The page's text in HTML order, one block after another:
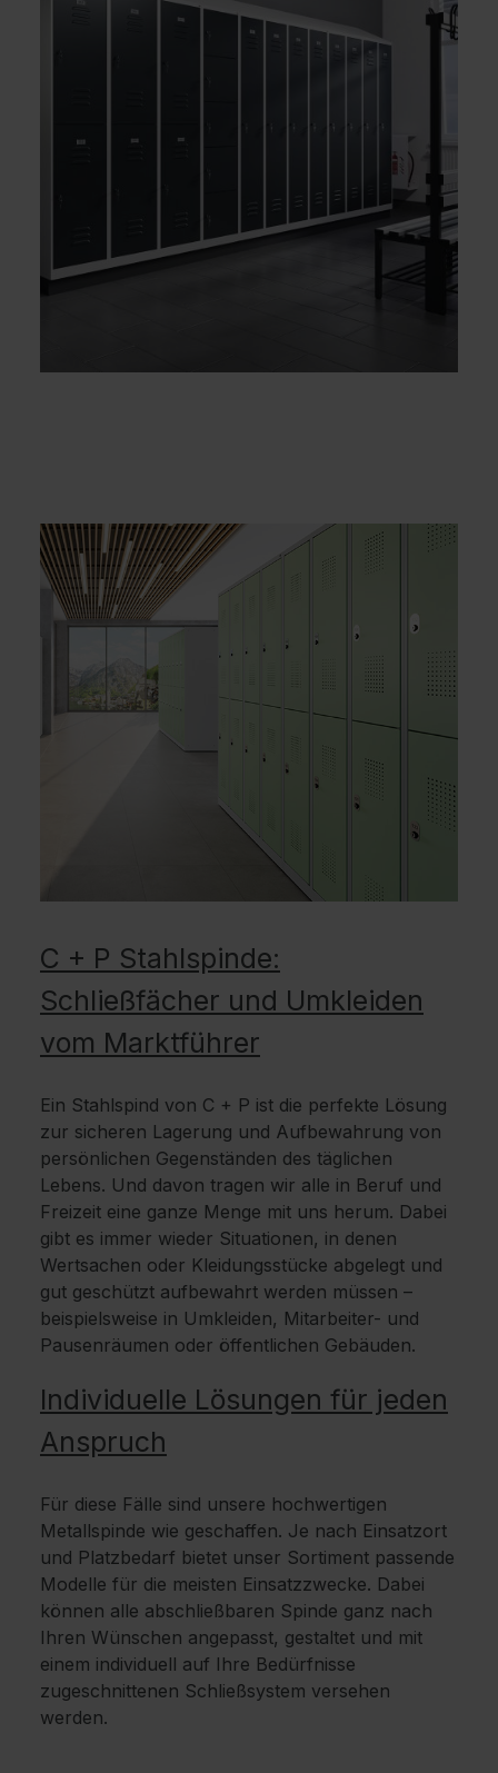
C + P Stahlspinde:
Schließfächer und Umkleiden
vom Marktführer
Ein Stahlspind von C + P ist die perfekte Lösung
zur sicheren Lagerung und Aufbewahrung von
persönlichen Gegenständen des täglichen
Lebens. Und davon tragen wir alle in Beruf und
Freizeit eine ganze Menge mit uns herum. Dabei
gibt es immer wieder Situationen, in denen
Wertsachen oder Kleidungsstücke abgelegt und
gut geschützt aufbewahrt werden müssen –
beispielsweise in Umkleiden, Mitarbeiter- und
Pausenräumen oder öffentlichen Gebäuden.
Individuelle Lösungen für jeden
Anspruch
Für diese Fälle sind unsere hochwertigen
Metallspinde wie geschaffen. Je nach Einsatzort
und Platzbedarf bietet unser Sortiment passende
Modelle für die meisten Einsatzzwecke. Dabei
können alle abschließbaren Spinde ganz nach
Ihren Wünschen angepasst, gestaltet und mit
einem individuell auf Ihre Bedürfnisse
zugeschnittenen Schließsystem versehen
werden.